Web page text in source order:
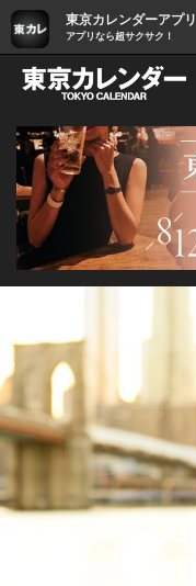
東京カレンダーアプリ
アプリなら超サクサク！